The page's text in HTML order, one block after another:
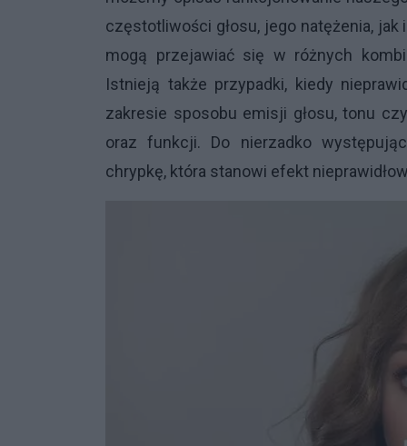
częstotliwości głosu, jego natężenia,
mogą przejawiać się w różnych
Istnieją także przypadki, kiedy
zakresie sposobu emisji głosu, tonu
oraz funkcji. Do nierzadko
chrypkę, która stanowi efekt